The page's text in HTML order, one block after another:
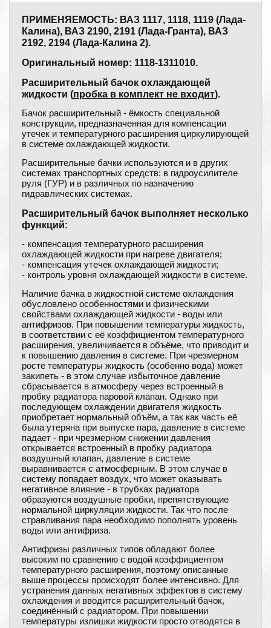
ПРИМЕНЯЕМОСТЬ: ВАЗ 1117, 1118, 1119 (Лада-
Калина), ВАЗ 2190, 2191 (Лада-Гранта), ВАЗ
2192, 2194 (Лада-Калина 2).
Оригинальный номер: 1118-1311010.
Расширительный бачок охлаждающей
жидкости (пробка в комплект не входит).
Бачок расширительный - ёмкость специальной
конструкции, предназначенная для компенсации
утечек и температурного расширения циркулирующей
в системе охлаждающей жидкости.
Расширительные бачки используются и в других
системах транспортных средств: в гидроусилителе
руля (ГУР) и в различных по назначению
гидравлических системах.
Расширительный бачок выполняет несколько
функций:
- компенсация температурного расширения
охлаждающей жидкости при нагреве двигателя;
- компенсация утечек охлаждающей жидкости;
- контроль уровня охлаждающей жидкости в системе.
Наличие бачка в жидкостной системе охлаждения
обусловлено особенностями и физическими
свойствами охлаждающей жидкости - воды или
антифризов. При повышении температуры жидкость,
в соответствии с её коэффициентом температурного
расширения, увеличивается в объёме, что приводит и
к повышению давления в системе. При чрезмерном
росте температуры жидкость (особенно вода) может
закипеть - в этом случае избыточное давление
сбрасывается в атмосферу через встроенный в
пробку радиатора паровой клапан. Однако при
последующем охлаждении двигателя жидкость
приобретает нормальный объём, а так как часть её
была утеряна при выпуске пара, давление в системе
падает - при чрезмерном снижении давления
открывается встроенный в пробку радиатора
воздушный клапан, давление в системе
выравнивается с атмосферным. В этом случае в
систему попадает воздух, что может оказывать
негативное влияние - в трубках радиатора
образуются воздушные пробки, препятствующие
нормальной циркуляции жидкости. Так что после
стравливания пара необходимо пополнять уровень
воды или антифриза.
Антифризы различных типов обладают более
высоким по сравнению с водой коэффициентом
температурного расширения, поэтому описанные
выше процессы происходят более интенсивно. Для
устранения данных негативных эффектов в систему
охлаждения и вводится расширительный бачок,
соединённый с радиатором. При повышении
температуры излишки жидкости просто отводятся в